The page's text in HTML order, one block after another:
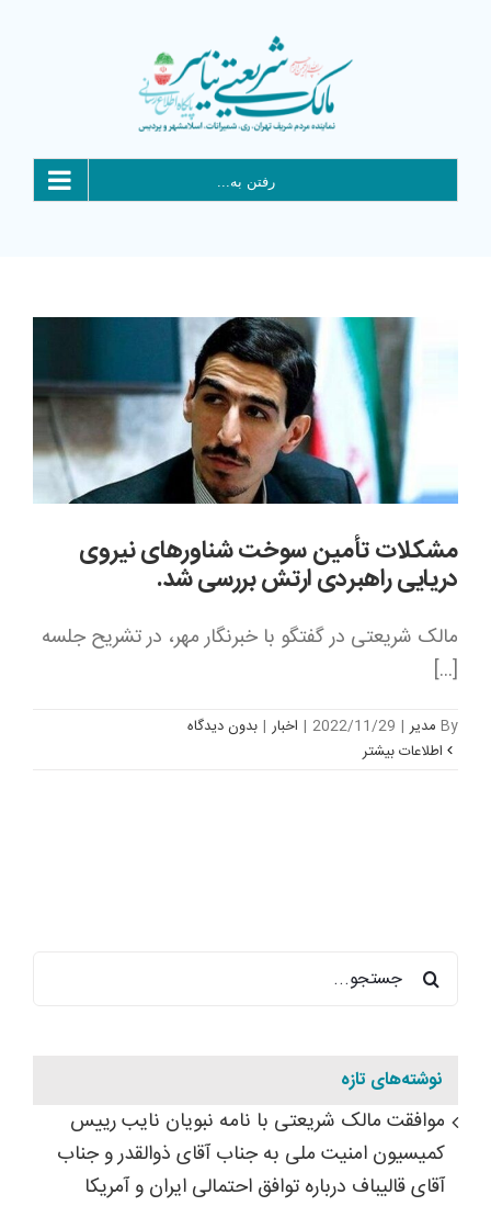
رفتن به...
مشکلات تأمین سوخت شناورهای نیروی
دریایی راهبردی ارتش بررسی شد.
مالک شریعتی در گفتگو با خبرنگار مهر، در تشریح جلسه
[...]
By مدیر |
2022/11/29
| اخبار | بدون ديدگاه
اطلاعات بیشتر
جستجو
برای:
نوشته‌های تازه
موافقت مالک شریعتی با نامه نبویان نایب رییس
کمیسیون امنیت ملی به جناب آقای ذوالقدر و جناب
آقای قالیباف درباره توافق احتمالی ایران و آمریکا